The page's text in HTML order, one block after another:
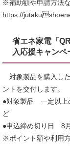
※補助額や申請方法
https://
省エネ家電「
入応援キャンペ
対象製品を購入し
ントを交付します。
●対象製品 一定以上
ど
●申込締め切り日 8
※ポイント額や利用